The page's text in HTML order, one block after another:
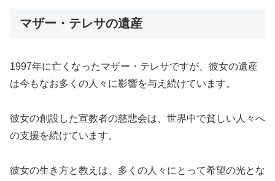
マザー・テレサの遺産
1997年に亡くなったマザー・テレサですが、彼女の遺産
は今もなお多くの人々に影響を与え続けています。
彼女の創設した宣教者の慈悲会は、世界中で貧しい人々へ
の支援を続けています。
彼女の生き方と教えは、多くの人々にとって希望の光とな